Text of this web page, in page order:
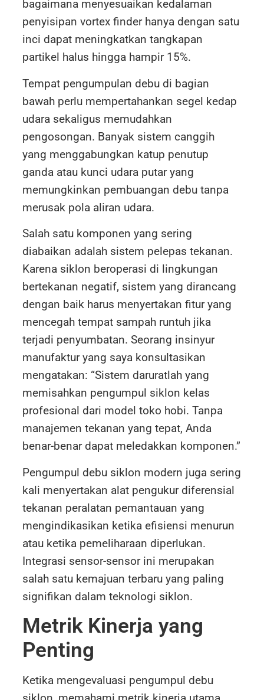
bagaimana menyesuaikan kedalaman
penyisipan vortex finder hanya dengan satu
inci dapat meningkatkan tangkapan
partikel halus hingga hampir 15%.
Tempat pengumpulan debu di bagian
bawah perlu mempertahankan segel kedap
udara sekaligus memudahkan
pengosongan. Banyak sistem canggih
yang menggabungkan katup penutup
ganda atau kunci udara putar yang
memungkinkan pembuangan debu tanpa
merusak pola aliran udara.
Salah satu komponen yang sering
diabaikan adalah sistem pelepas tekanan.
Karena siklon beroperasi di lingkungan
bertekanan negatif, sistem yang dirancang
dengan baik harus menyertakan fitur yang
mencegah tempat sampah runtuh jika
terjadi penyumbatan. Seorang insinyur
manufaktur yang saya konsultasikan
mengatakan: “Sistem daruratlah yang
memisahkan pengumpul siklon kelas
profesional dari model toko hobi. Tanpa
manajemen tekanan yang tepat, Anda
benar-benar dapat meledakkan komponen.”
Pengumpul debu siklon modern juga sering
kali menyertakan alat pengukur diferensial
tekanan peralatan pemantauan yang
mengindikasikan ketika efisiensi menurun
atau ketika pemeliharaan diperlukan.
Integrasi sensor-sensor ini merupakan
salah satu kemajuan terbaru yang paling
signifikan dalam teknologi siklon.
Metrik Kinerja yang
Penting
Ketika mengevaluasi pengumpul debu